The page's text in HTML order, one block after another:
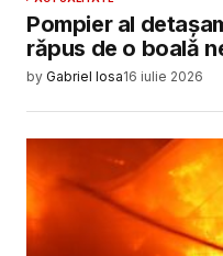
Pompier al
rǎpus de o boalǎ
by Gabriel Iosa16 iulie 2026